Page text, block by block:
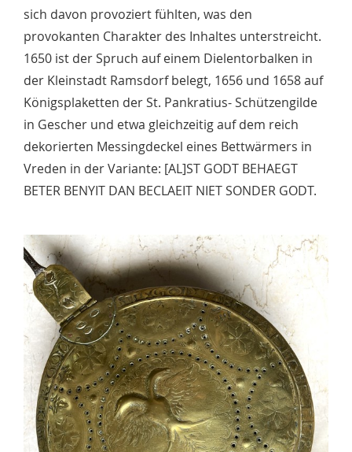
sich davon provoziert fühlten, was den
provokanten Charakter des Inhaltes unterstreicht.
1650 ist der Spruch auf einem Dielentorbalken in
der Kleinstadt Ramsdorf belegt, 1656 und 1658 auf
Königsplaketten der St. Pankratius- Schützengilde
in Gescher und etwa gleichzeitig auf dem reich
dekorierten Messingdeckel eines Bettwärmers in
Vreden in der Variante: [AL]ST GODT BEHAEGT
BETER BENYIT DAN BECLAEIT NIET SONDER GODT.